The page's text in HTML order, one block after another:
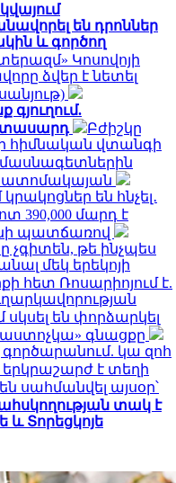
են դրոններ
և գործող
Կոսովոյի
ձվեր է նետել
գյուղում.
Բժիշկը
հիմնական վտանգի
մասնագետներին
ատոմակայան
են հնչել․
390,000 մարդ է
պատճառով
չգիտեն, թե ինչպես
մեկ երեկոյի
հետ Ռոսարիոյում է.
սկսել են փորձարկել
գնացքը
կա զոհ
երկրաշարժ է տեղի
սահմանվել այսօր՝
տակ է
և Տորեցկոյե